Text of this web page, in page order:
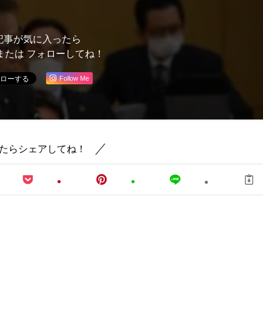
事が気に入ったら
は フォローしてね！
Follow Me
らシェアしてね！